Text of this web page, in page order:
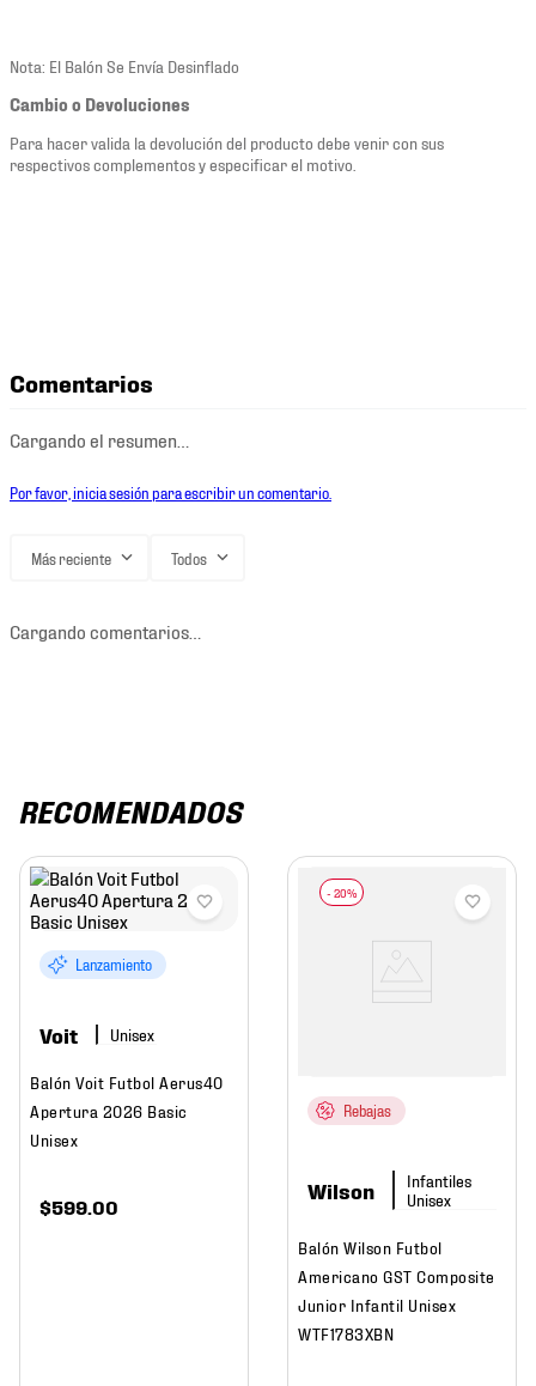
Nota: El Balón Se Envía Desinflado
Cambio o Devoluciones
Para hacer valida la devolución del producto debe venir con sus
respectivos complementos y especificar el motivo.
Comentarios
Cargando el resumen…
Por favor, inicia sesión para escribir un comentario.
Más reciente Todos
Cargando comentarios…
RECOMENDADOS
Lanzamiento
Voit
Balón Voit Futbol Aerus40
Apertura 2026 Basic
Unisex
$599 00
Rebajas
Wilson
Balón Wilson Futbol
Americano GST Composite
Junior Infantil Unisex
WTF1783XBN